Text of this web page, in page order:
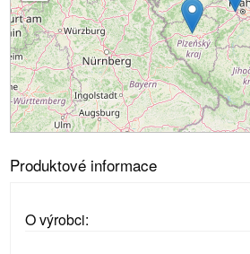
Produktové informace
O výrobci: